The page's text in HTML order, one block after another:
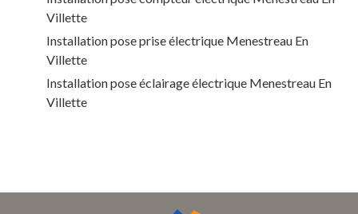
Villette
Installation pose prise électrique Menestreau En
Villette
Installation pose éclairage électrique Menestreau En
Villette